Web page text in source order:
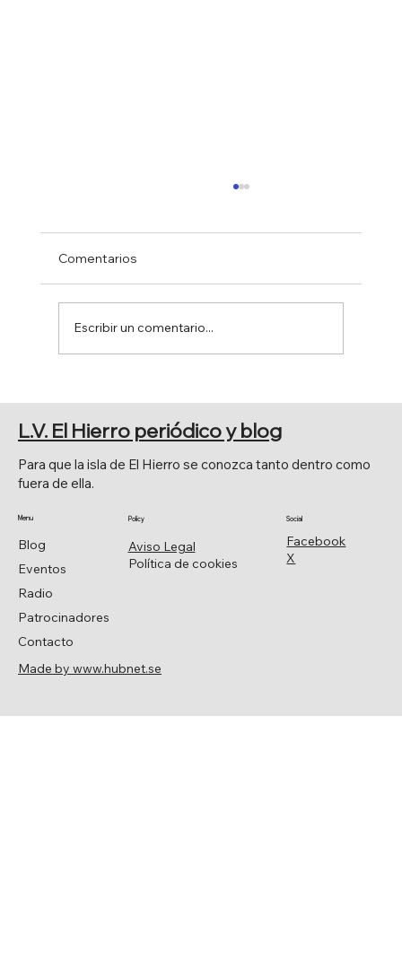
DONACIO CEJAS
Comentarios
Escribir un comentario...
Facebook
X
Social
Aviso Legal
Política de cookies
Policy
Blog
Eventos
Radio
Patrocinadores
Contacto
Menu
Para que la isla de El Hierro se conozca tanto dentro como
fuera de ella.
L.V. El Hierro periódico y blog
Made by www.hubnet.se